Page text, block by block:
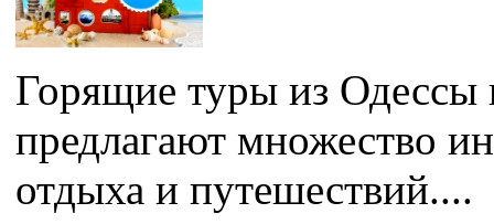
Горящие туры из Одессы
предлагают множество
отдыха и путешествий....